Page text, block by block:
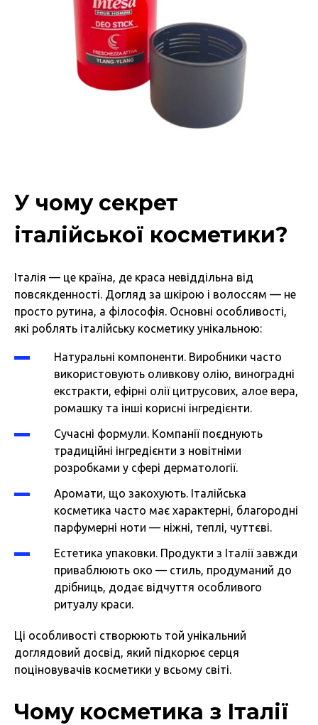
У чому секрет
італійської косметики?
Італія — це країна, де краса невіддільна від
повсякденності. Догляд за шкірою і волоссям — не
просто рутина, а філософія. Основні особливості,
які роблять італійську косметику унікальною:
Натуральні компоненти. Виробники часто
використовують оливкову олію, виноградні
екстракти, ефірні олії цитрусових, алое вера,
ромашку та інші корисні інгредієнти.
Сучасні формули. Компанії поєднують
традиційні інгредієнти з новітніми
розробками у сфері дерматології.
Аромати, що закохують. Італійська
косметика часто має характерні, благородні
парфумерні ноти — ніжні, теплі, чуттєві.
Естетика упаковки. Продукти з Італії завжди
приваблюють око — стиль, продуманий до
дрібниць, додає відчуття особливого
ритуалу краси.
Ці особливості створюють той унікальний
доглядовий досвід, який підкорює серця
поціновувачів косметики у всьому світі.
Чому косметика з Італії